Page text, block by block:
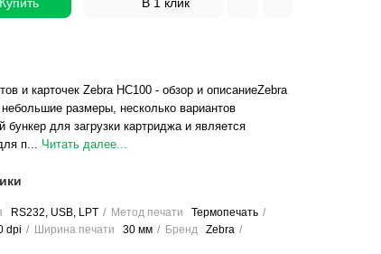
Купить В 1 клик
и карточек Zebra HC100 - обзор и описаниеZebra
небольшие размеры, несколько вариантов
для загрузки картриджа и является
п... Читать далее...
RS232, USB, LPT Метод печати
Термопечать
dpi Ширина печати 30 мм Бренд Zebra